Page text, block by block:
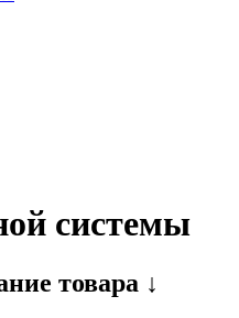
системы
товара ↓